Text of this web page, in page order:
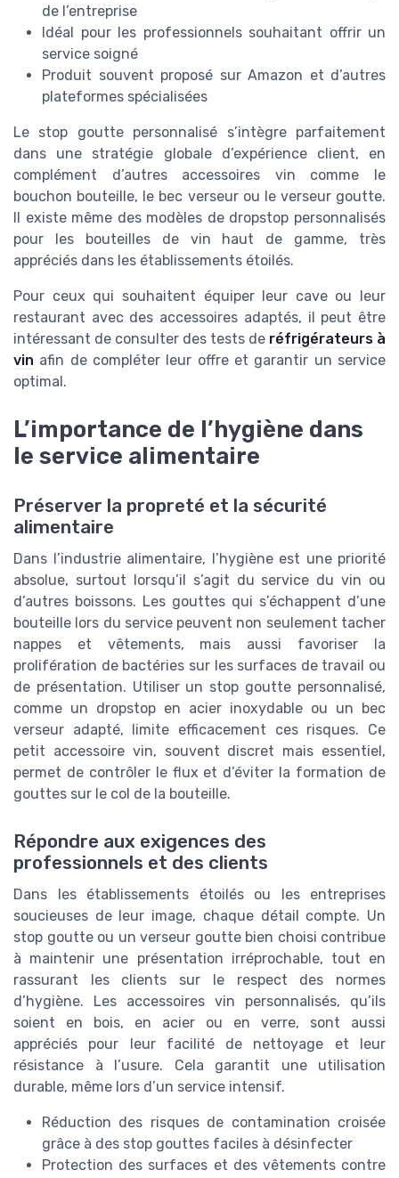
de l’entreprise
Idéal pour les professionnels souhaitant offrir un
service soigné
Produit souvent proposé sur Amazon et d’autres
plateformes spécialisées
Le stop goutte personnalisé s’intègre parfaitement
dans une stratégie globale d’expérience client, en
complément d’autres accessoires vin comme le
bouchon bouteille, le bec verseur ou le verseur goutte.
Il existe même des modèles de dropstop personnalisés
pour les bouteilles de vin haut de gamme, très
appréciés dans les établissements étoilés.
Pour ceux qui souhaitent équiper leur cave ou leur
restaurant avec des accessoires adaptés, il peut être
intéressant de consulter des tests de réfrigérateurs à
vin afin de compléter leur offre et garantir un service
optimal.
L’importance de l’hygiène dans
le service alimentaire
Préserver la propreté et la sécurité
alimentaire
Dans l’industrie alimentaire, l’hygiène est une priorité
absolue, surtout lorsqu’il s’agit du service du vin ou
d’autres boissons. Les gouttes qui s’échappent d’une
bouteille lors du service peuvent non seulement tacher
nappes et vêtements, mais aussi favoriser la
prolifération de bactéries sur les surfaces de travail ou
de présentation. Utiliser un stop goutte personnalisé,
comme un dropstop en acier inoxydable ou un bec
verseur adapté, limite efficacement ces risques. Ce
petit accessoire vin, souvent discret mais essentiel,
permet de contrôler le flux et d’éviter la formation de
gouttes sur le col de la bouteille.
Répondre aux exigences des
professionnels et des clients
Dans les établissements étoilés ou les entreprises
soucieuses de leur image, chaque détail compte. Un
stop goutte ou un verseur goutte bien choisi contribue
à maintenir une présentation irréprochable, tout en
rassurant les clients sur le respect des normes
d’hygiène. Les accessoires vin personnalisés, qu’ils
soient en bois, en acier ou en verre, sont aussi
appréciés pour leur facilité de nettoyage et leur
résistance à l’usure. Cela garantit une utilisation
durable, même lors d’un service intensif.
Réduction des risques de contamination croisée
grâce à des stop gouttes faciles à désinfecter
Protection des surfaces et des vêtements contre